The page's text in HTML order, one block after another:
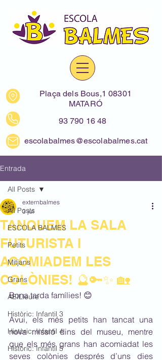
Plaça dels Bous,1 08301
MATARÓ
93 790 16 48
escolabalmes@escolabalmes.cat
Entrada
All Posts
ESCOLA BALMES
Petits
Mitjans
Grans
AEILleure
Històric: Infantil 3
Històric: Infantil 4
Històric: Infantil 5
All Posts
TANQUEM LA SALA
FUTURISTA I
ACOMIADEM LES
COLÒNIES! 🔮🔑✨ 🏡
externbalmes
3 jul
Bona tarda famílies! 😊
Avui, els més petits han tancat una
nova missió dins del museu, mentre
que els més grans han acomiadat les
seves colònies després d’uns dies